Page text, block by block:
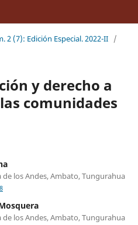
2 (7): Edición Especial. 2022-II /
y derecho a
comunidades
los Andes, Ambato, Tungurahua
los Andes, Ambato, Tungurahua